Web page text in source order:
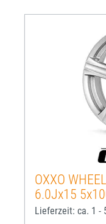
OXXO
6.0Jx15
Lieferzeit: ca. 1 -